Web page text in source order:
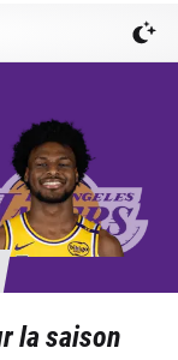
la saison